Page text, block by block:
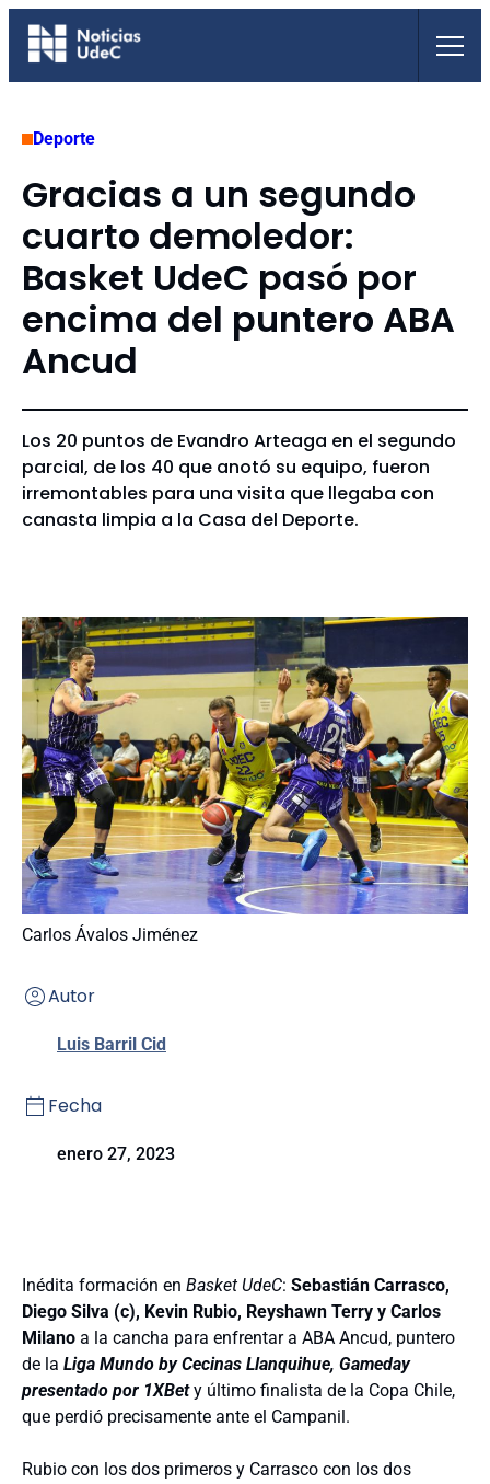
Saltar
Deporte
Gracias a un segundo
cuarto demoledor:
Basket UdeC pasó por
encima del puntero ABA
Ancud
Los 20 puntos de Evandro Arteaga en el segundo
parcial, de los 40 que anotó su equipo, fueron
irremontables para una visita que llegaba con
canasta limpia a la Casa del Deporte.
Carlos Ávalos Jiménez
Autor
Luis Barril Cid
Fecha
enero 27, 2023
Inédita formación en Basket UdeC: Sebastián Carrasco,
Diego Silva (c), Kevin Rubio, Reyshawn Terry y Carlos
Milano a la cancha para enfrentar a ABA Ancud, puntero
de la Liga Mundo by Cecinas Llanquihue, Gameday
presentado por 1XBety último finalista de la Copa Chile,
que perdió precisamente ante el Campanil.
Rubio con los dos primeros y Carrasco con los dos